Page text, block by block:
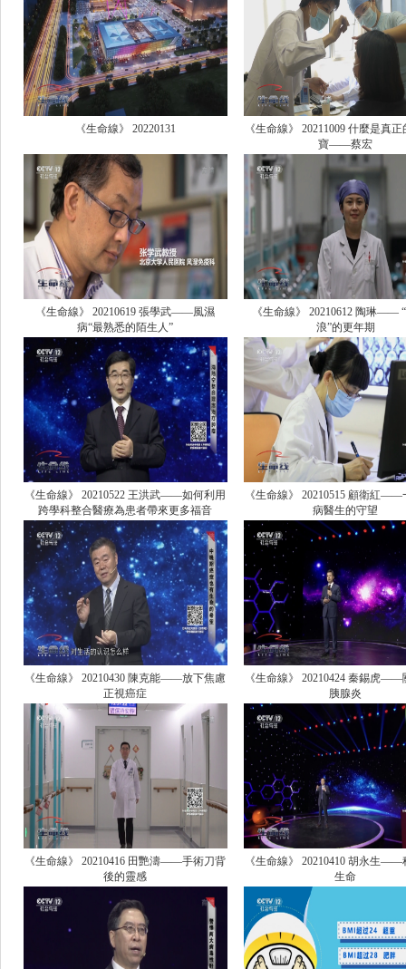
《生命線》 20220131
《生命線》 20211009 什麼是真
寶——蔡宏
《生命線》 20210619 張學武——風濕
病“最熟悉的陌生人”
《生命線》 20210612 陶琳——
浪”的更年期
《生命線》 20210522 王洪武——如何利用
跨學科整合醫療為患者帶來更多福音
《生命線》 20210515 顧衛紅——
病醫生的守望
《生命線》 20210430 陳克能——放下焦慮
正視癌症
《生命線》 20210424 秦錫虎——
胰腺炎
《生命線》 20210416 田艷濤——手術刀背
後的靈感
《生命線》 20210410 胡永生——
生命